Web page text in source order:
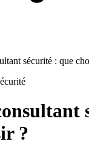
sécurité : que
?